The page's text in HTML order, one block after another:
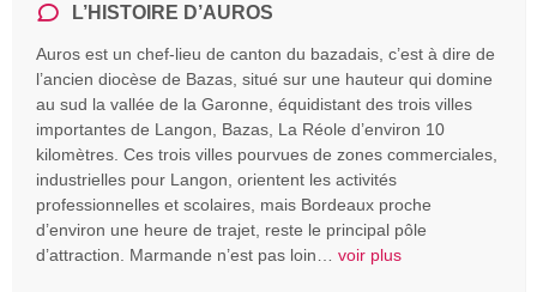
L’HISTOIRE D’AUROS
Auros est un chef-lieu de canton du bazadais, c’est à dire de
l’ancien diocèse de Bazas, situé sur une hauteur qui domine
au sud la vallée de la Garonne, équidistant des trois villes
importantes de Langon, Bazas, La Réole d’environ 10
kilomètres. Ces trois villes pourvues de zones commerciales,
industrielles pour Langon, orientent les activités
professionnelles et scolaires, mais Bordeaux proche
d’environ une heure de trajet, reste le principal pôle
d’attraction. Marmande n’est pas loin… voir plus